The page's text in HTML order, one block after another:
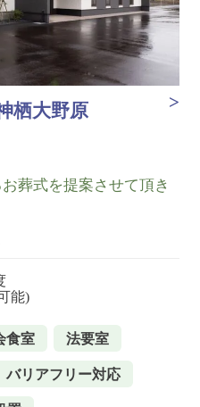
栖大野原
葬式を提案させて頂き
能)
食室 法要室
バリアフリー対応